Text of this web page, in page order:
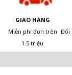
GIAO HÀNG
Miễn phí đơn trên
1.5 triệu
Đổi